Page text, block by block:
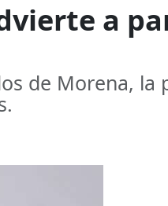
a
de Morena,